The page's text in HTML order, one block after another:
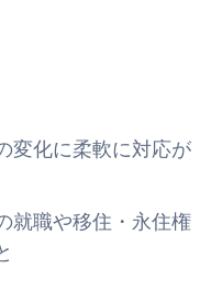
変化に柔軟に対応が
就職や移住・永住権